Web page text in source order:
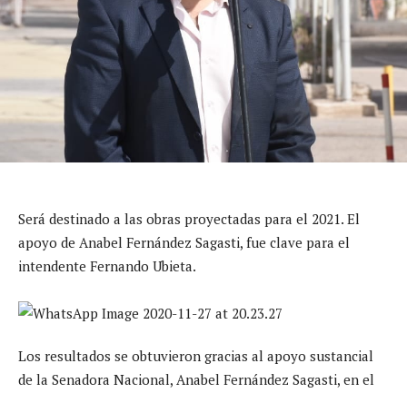
Será destinado a las obras proyectadas para el 2021. El
apoyo de Anabel Fernández Sagasti, fue clave para el
intendente Fernando Ubieta.
Los resultados se obtuvieron gracias al apoyo sustancial
de la Senadora Nacional, Anabel Fernández Sagasti, en el